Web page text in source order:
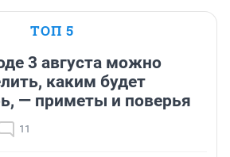
ТОП 5
3 августа можно
каким будет
— приметы и поверья
11